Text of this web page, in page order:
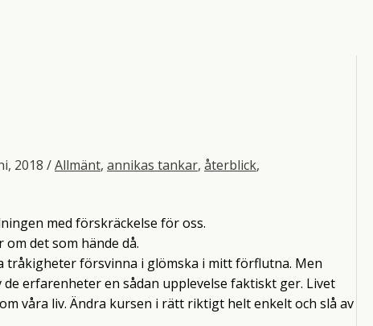
2018 /Allmänt, annikas tankar, återblick,
med förskräckelse för oss.
det som hände då.
tråkigheter försvinna i glömska i mitt förflutna. Men
erfarenheter en sådan upplevelse faktiskt ger. Livet
våra liv. Ändra kursen i rätt riktigt helt enkelt och slå av